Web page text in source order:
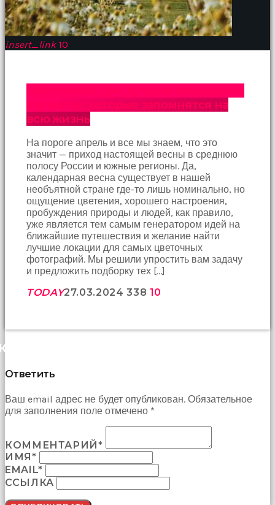
insert_link 10
эту весну, которые запомнятся на
всю жизнь
На пороге апрель и все мы знаем, что это
значит — приход настоящей весны в среднюю
полосу России и южные регионы. Да,
календарная весна существует в нашей
необъятной стране где-то лишь номинально, но
ощущение цветения, хорошего настроения,
пробуждения природы и людей, как правило,
уже является тем самым генератором идей на
ближайшие путешествия и желание найти
лучшие локации для самых цветочных
фотографий. Мы решили упростить вам задачу
и предложить подборку тех […]
TODAY27.03.2024 338 10
(0)
Ответить
Ваш email адрес не будет опубликован. Обязательное
для заполнения поле отмечено *
КОММЕНТАРИЙ*
ИМЯ*
EMAIL*
ССЫЛКА